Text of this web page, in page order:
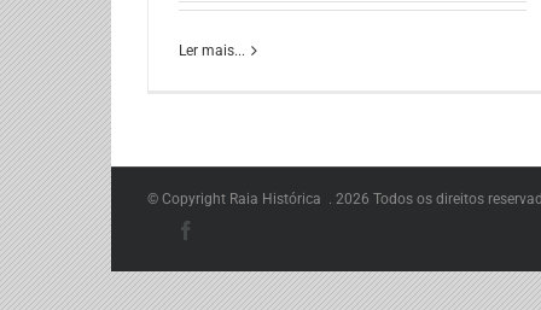
Ler mais...
© Copyright Raia Histórica . 2026 Todos os direitos